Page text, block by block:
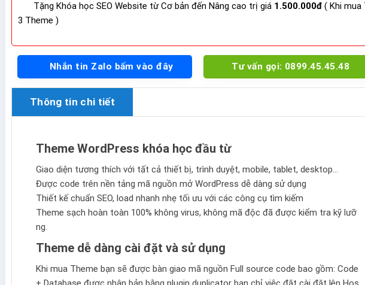
Tặng Khóa học SEO Website từ Cơ bản đến Nâng cao trị giá 1.500.000đ ( Khi mua
3 Theme )
Nhắn tin Zalo bấm vào đây Tư vấn gọi: 0899.45.45.48
Thông tin chi tiết
Theme WordPress khóa học đầu từ
Giao diện tương thích với tất cả thiết bị, trình duyệt, mobile, tablet, desktop…
Được code trên nền tảng mã nguồn mở WordPress dễ dàng sử dụng
Thiết kế chuẩn SEO, load nhanh nhẹ tối ưu với các công cụ tìm kiếm
Theme sạch hoàn toàn 100% không virus, không mã độc đã được kiểm tra kỹ lưỡ
ng.
Theme dễ dàng cài đặt và sử dụng
Khi mua Theme bạn sẽ được bàn giao mã nguồn Full source code bao gồm: Code